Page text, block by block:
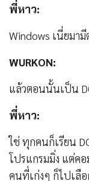
พี่หาว:
Windows เนี่ยมา
WURKON:
แล้วตอนนั้นเป็น
พี่หาว:
ใช่ ทุกคนก็เรียน
โปรแกรมมิ่ง แต่ค
คนที่เก่งๆ ก็ไปเลื